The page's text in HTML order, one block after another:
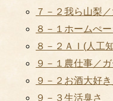
７－２我ら山梨
８－１ホームぺ
８－２ＡＩ(人工
９－１農仕事／
９－２お酒大好
９－３生活臭さ